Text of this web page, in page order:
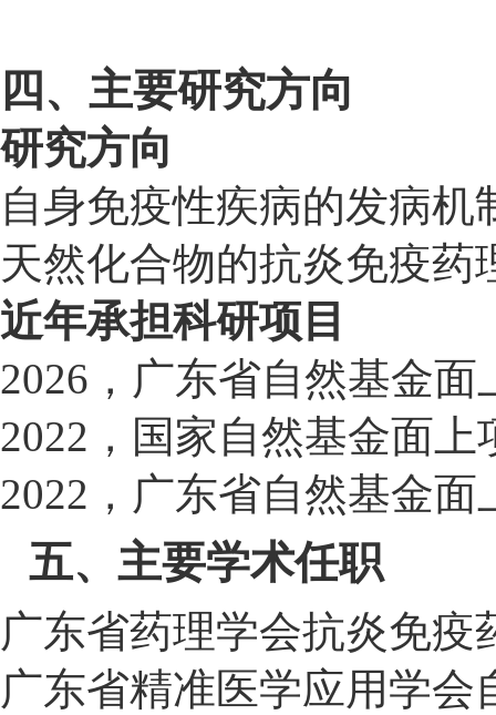
四、 主要研究方向
研究方向
自身免疫性疾病的发病机
天然化合物的抗炎免疫药
近年承担科研项目
2026，广东省自然基金面
2022，国家自然基金面上
2022，广东省自然基金面
五、主要学术任职
广东省药理学会抗炎免
广东省精准医学应用学